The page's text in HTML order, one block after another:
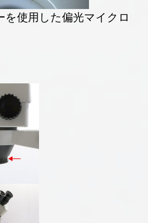
を使用した偏光マイクロ